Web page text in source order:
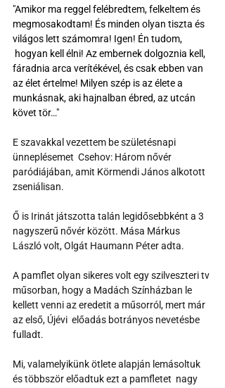
"Amikor ma reggel felébredtem, felkeltem és
megmosakodtam! És minden olyan tiszta és
világos lett számomra! Igen! Én tudom,
hogyan kell élni! Az embernek dolgoznia kell,
fáradnia arca verítékével, és csak ebben van
az élet értelme! Milyen szép is az élete a
munkásnak, aki hajnalban ébred, az utcán
követ tör…"
E szavakkal vezettem be születésnapi
ünneplésemet  Csehov: Három nővér
paródiájában, amit Körmendi János alkotott
zseniálisan.
Ő is Irinát játszotta talán legidősebbként a 3
nagyszerű nővér között. Mása Márkus
László volt, Olgát Haumann Péter adta.
A pamflet olyan sikeres volt egy szilveszteri tv
műsorban, hogy a Madách Színházban le
kellett venni az eredetit a műsorról, mert már
az első, Újévi  előadás botrányos nevetésbe
fulladt.
Mi, valamelyikünk ötlete alapján lemásoltuk
és többször előadtuk ezt a pamfletet  nagy